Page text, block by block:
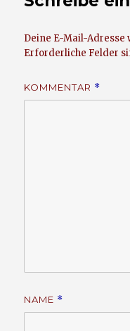
Deine E-Mail-
Erforderliche Felder
KOMMENTAR *
NAME *